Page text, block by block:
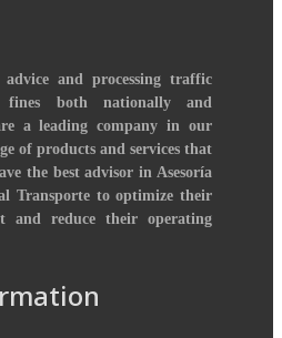
and processing traffic
fines both nationally and
a leading company in our
of products and services that
the best advisor in Asesoría
Transporte to optimize their
and reduce their operating